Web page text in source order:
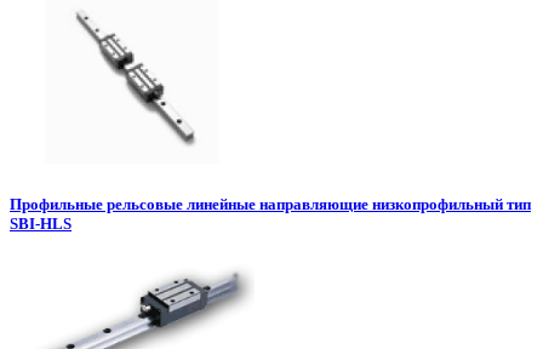
Профильные рельсовые линейные направляющие низкопрофильный тип
SBI-HLS